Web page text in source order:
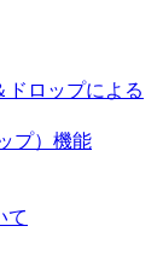
ドロップによる
プ）機能
て